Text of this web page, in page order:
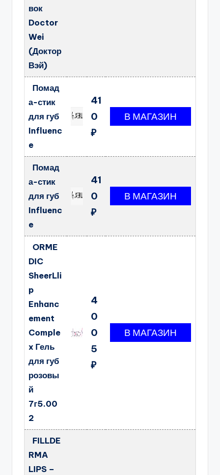
вок
Doctor
Wei
(Доктор
Вэй)
Помад
а-стик
для губ
Influenc
e
41
0
₽
Помад
а-стик
для губ
Influenc
e
41
0
₽
ORME
DIC
SheerLli
p
Enhanc
ement
Comple
x Гель
для губ
розовы
й
7г5.00
2
4
0
0
5
₽
FILLDE
RMA
LIPS –